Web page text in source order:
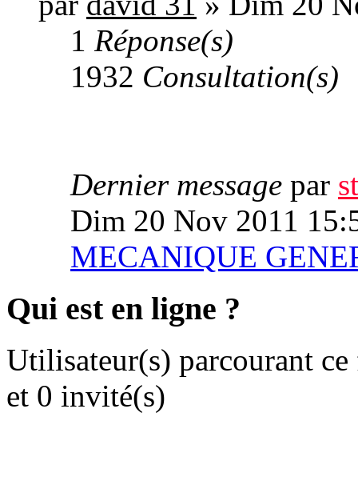
1 Réponse(s)
1932 Consultation(s)
Dernier message par
Dim 20 Nov 2011
MECANIQUE
Qui est en ligne ?
Utilisateur(s) parcourant
et 0 invité(s)